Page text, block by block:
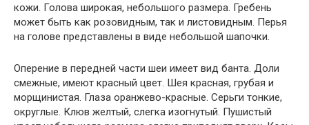
кожи. Голова широкая, небольшого размера. Гребень
может быть как розовидным, так и листовидным. Перья
на голове представлены в виде небольшой шапочки.
Оперение в передней части шеи имеет вид банта. Доли
смежные, имеют красный цвет. Шея красная, грубая и
морщинистая. Глаза оранжево-красные. Серьги тонкие,
округлые. Клюв желтый, слегка изогнутый. Пушистый